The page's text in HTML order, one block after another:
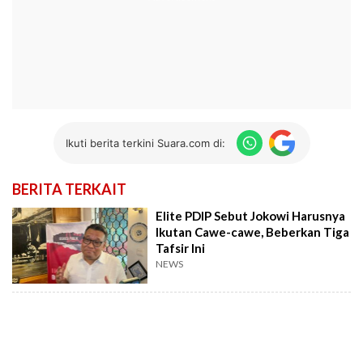
Ikuti berita terkini Suara.com di:
BERITA TERKAIT
Elite PDIP Sebut Jokowi Harusnya
Ikutan Cawe-cawe, Beberkan Tiga
Tafsir Ini
NEWS